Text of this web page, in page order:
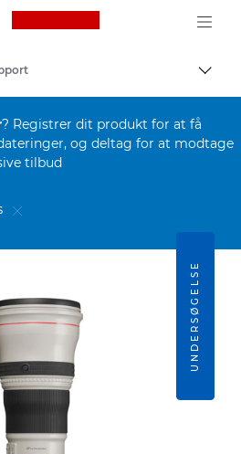
Canon Logo, back
Skift
? Registrer dit produkt for at få
og deltag for at modtage
tilbud
UNDERSØGELSE